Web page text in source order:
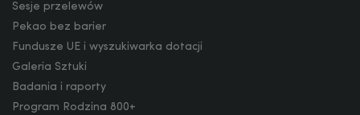
CZK
Sesje przelewów
Pekao bez barier
Fundusze UE i wyszukiwarka dotacji
Galeria Sztuki
Badania i raporty
Program Rodzina 800+